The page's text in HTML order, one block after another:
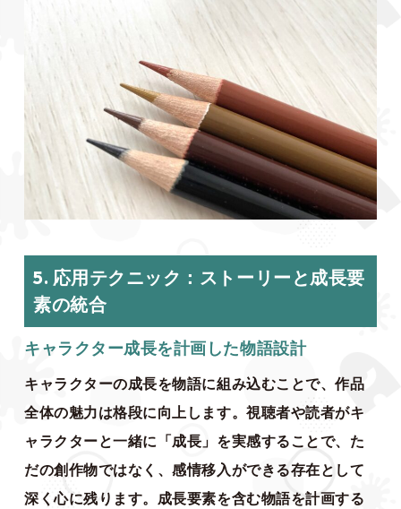
5. 応用テクニック：ストーリーと成長要
素の統合
キャラクター成長を計画した物語設計
キャラクターの成長を物語に組み込むことで、作品
全体の魅力は格段に向上します。視聴者や読者がキ
ャラクターと一緒に「成長」を実感することで、た
だの創作物ではなく、感情移入ができる存在として
深く心に残ります。成長要素を含む物語を計画する